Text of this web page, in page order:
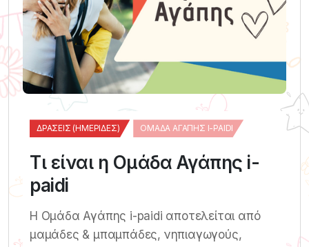
ΔΡΆΣΕΙΣ (ΗΜΕΡΊΔΕΣ) ΟΜΆΔΑ ΑΓΆΠΗΣ I-PAIDI
Τι είναι η Ομάδα Αγάπης i-
paidi
Η Ομάδα Αγάπης i-paidi αποτελείται από
μαμάδες & μπαμπάδες, νηπιαγωγούς,